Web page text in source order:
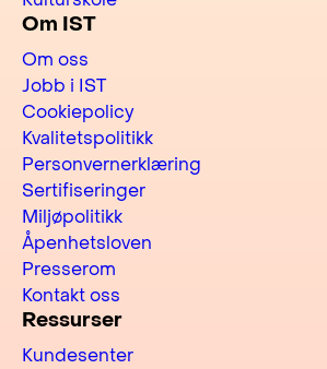
Om IST
Om oss
Jobb i IST
Cookiepolicy
Kvalitetspolitikk
Personvernerklæring
Sertifiseringer
Miljøpolitikk
Åpenhetsloven
Presserom
Kontakt oss
Ressurser
Kundesenter